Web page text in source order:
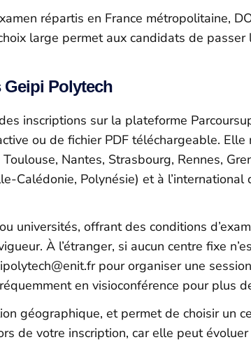
répartis en France métropolitaine,
large permet aux candidats de passer
Geipi Polytech
inscriptions sur la plateforme
ou de fichier PDF téléchargeable. Elle
Nantes, Strasbourg, Rennes,
Calédonie, Polynésie) et à
universités, offrant des conditions
À l’étranger, si aucun centre fixe
pour organiser une
en visioconférence pour plus
géographique, et permet de choisir un
de votre inscription, car elle peut